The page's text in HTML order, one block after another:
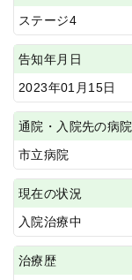
ステージ4
告知年月日
2023年01月15日
通院・入院先の病院
市立病院
現在の状況
入院治療中
治療歴